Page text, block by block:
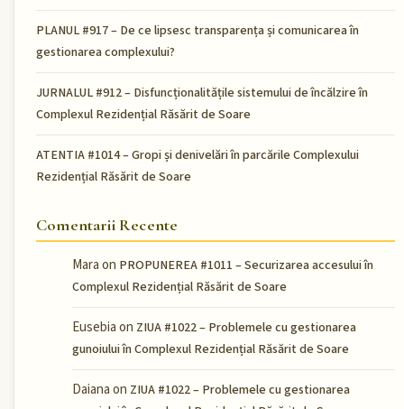
PLANUL #917 – De ce lipsesc transparența și comunicarea în
gestionarea complexului?
JURNALUL #912 – Disfuncționalitățile sistemului de încălzire în
Complexul Rezidențial Răsărit de Soare
ATENTIA #1014 – Gropi și denivelări în parcările Complexului
Rezidențial Răsărit de Soare
Comentarii Recente
Maraon PROPUNEREA #1011 – Securizarea accesului în
Complexul Rezidențial Răsărit de Soare
Eusebiaon ZIUA #1022 – Problemele cu gestionarea
gunoiului în Complexul Rezidențial Răsărit de Soare
Daianaon ZIUA #1022 – Problemele cu gestionarea